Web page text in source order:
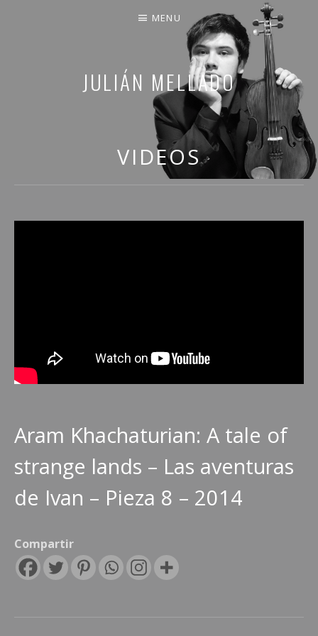
JULIÁN MELLADO
COMPARTO PARTE DE MI VIDA
MENU
VIDEOS
Aram Khachaturian: A tale of
strange lands – Las aventuras
de Ivan – Pieza 8 – 2014
Compartir